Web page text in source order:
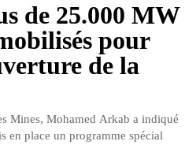
de 25.000 MW
pour
de la
Mines, Mohamed Arkab a indiqué
en place un programme spécial